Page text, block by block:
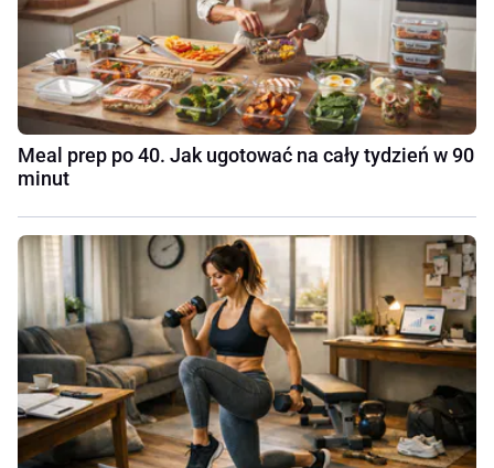
Meal prep po 40. Jak ugotować na cały tydzień w 90
minut